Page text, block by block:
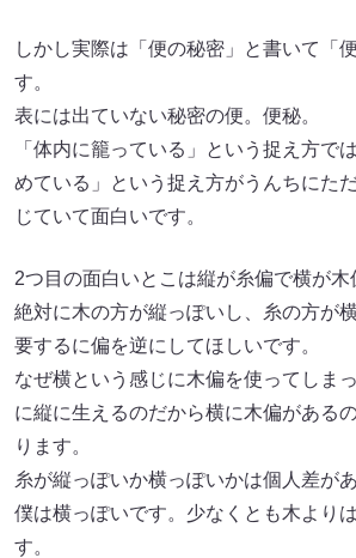
しかし実際は「便の秘密」と書いて「
す。
表には出ていない秘密の便。便秘。
「体内に籠っている」という捉え方で
めている」という捉え方がうんちにた
じていて面白いです。
2つ目の面白いとこは縦が糸偏で横が木
絶対に木の方が縦っぽいし、糸の方が
要するに偏を逆にしてほしいです。
なぜ横という感じに木偏を使ってしま
に縦に生えるのだから横に木偏がある
ります。
糸が縦っぽいか横っぽいかは個人差が
僕は横っぽいです。少なくとも木より
す。